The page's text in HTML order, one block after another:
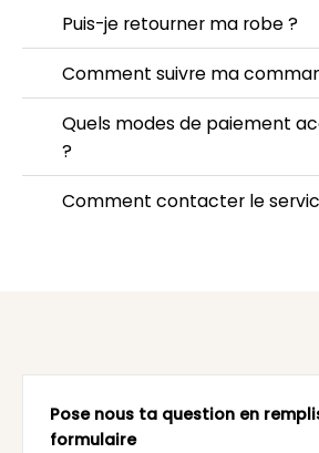
Puis-je retourner ma robe ?
Comment suivre ma
Quels modes de paiement
?
Comment contacter le
Pose nous ta question en
formulaire